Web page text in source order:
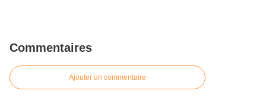
Commentaires
Ajouter un commentaire